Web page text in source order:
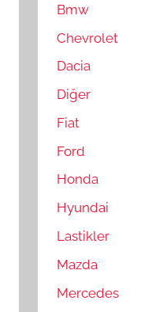
Bmw
Chevrolet
Dacia
Diğer
Fiat
Ford
Honda
Hyundai
Lastikler
Mazda
Mercedes